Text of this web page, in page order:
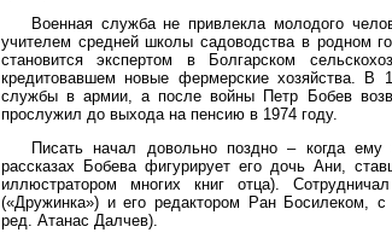
Военная служба не привлекла молодого
учителем средней школы садоводства в родном
становится экспертом в Болгарском
кредитовавшем новые фермерские хозяйства. В
службы в армии, а после войны Петр Бобев
прослужил до выхода на пенсию в 1974 году.
Писать начал довольно поздно – когда
рассказах Бобева фигурирует его дочь Ани,
иллюстратором многих книг отца).
(«Дружинка») и его редактором Ран Босилеком,
ред. Атанас Далчев).